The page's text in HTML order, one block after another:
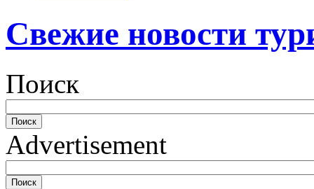
Свежие новости
Поиск
Advertisement